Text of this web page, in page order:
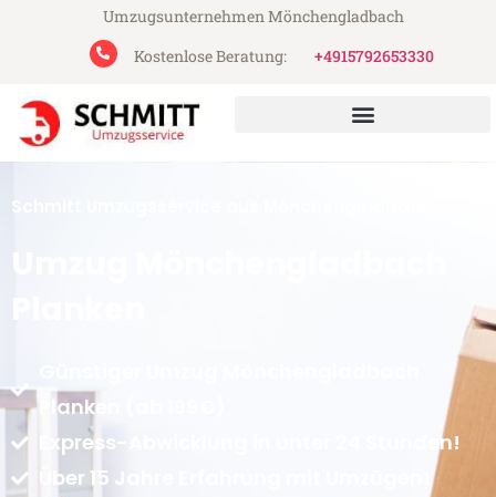
Umzugsunternehmen Mönchengladbach
Kostenlose Beratung:
+4915792653330
Schmitt Umzugsservice aus Mönchengladbach
Planken (ab 199€)
Express-Abwicklung in unter 24 Stunden!
Über 15 Jahre Erfahrung mit Umzügen!